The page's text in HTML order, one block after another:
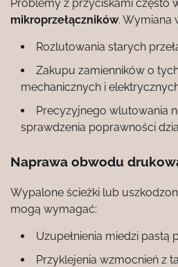
Problemy z przyciskami często
mikroprzełączników. Wymiana
Rozlutowania starych
Zakupu zamienników o
mechanicznych i
Precyzyjnego wlutowania
sprawdzenia poprawności
Naprawa obwodu
Wypalone ścieżki lub
mogą wymagać:
Uzupełnienia miedzi pastą
Przyklejenia wzmocnień z